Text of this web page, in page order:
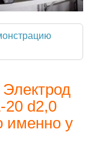
d2,0
именно у